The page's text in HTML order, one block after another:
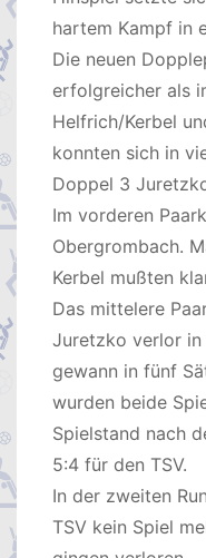
hartem Kampf in
Die neuen
erfolgreicher als
Helfrich/Kerbel
konnten sich in
Doppel 3
Im vorderen
Obergrombach.
Kerbel mußten
Das mittelere
Juretzko verlor
gewann in fünf
wurden beide
Spielstand nach
5:4 für den TSV.
In der zweiten
TSV kein Spiel